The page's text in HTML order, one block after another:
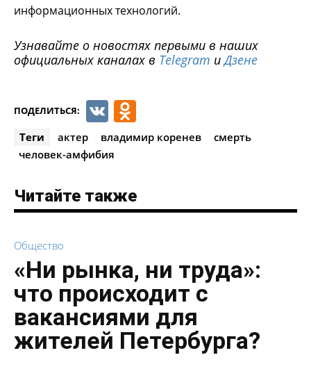
информационных технологий.
Узнавайте о новостях первыми в наших
официальных каналах в Telegram иДзене
ПОДЕЛИТЬСЯ: VK
Теги актер владимир коренев
смерть
человек-амфибия
Читайте также
Общество
«Ни рынка, ни труда»:
что происходит с
вакансиями для
жителей Петербурга?